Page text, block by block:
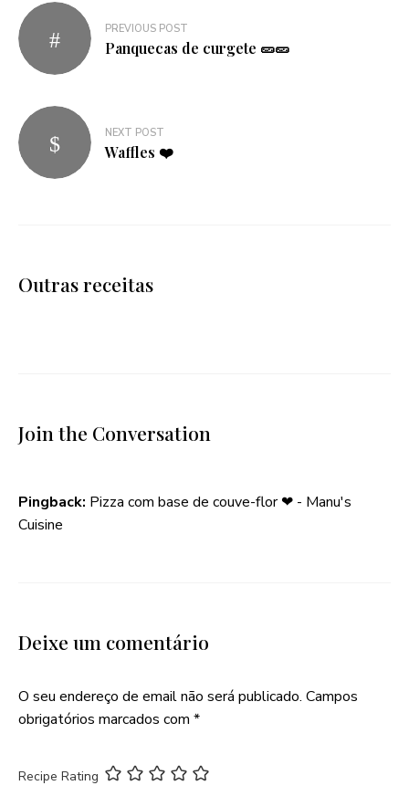
Navegação
de
artigos
PREVIOUS POST
Panquecas de curgete 🥒🥒
NEXT POST
Waffles ❤️
Outras receitas
Join the Conversation
Pingback: Pizza com base de couve-flor ❤ - Manu's
Cuisine
Deixe um comentário
O seu endereço de email não será publicado. Campos
obrigatórios marcados com *
Recipe Rating